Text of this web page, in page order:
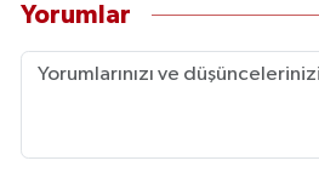
Yorumlar